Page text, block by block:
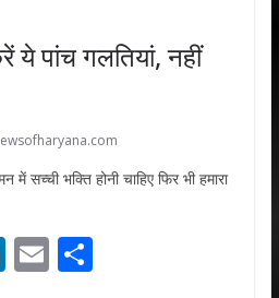
पांच गलतियां, नहीं
सच्ची भक्ति होनी चाहिए फिर भी हमारा
Li E S